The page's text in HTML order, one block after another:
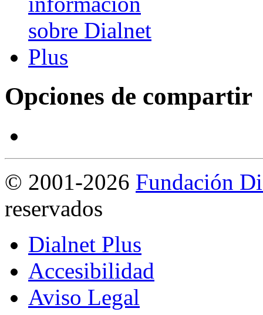
Opciones de compartir
© 2001-2026 Fundación
reservados
Dialnet Plus
Accesibilidad
Aviso Legal